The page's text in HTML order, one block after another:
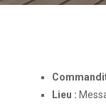
Lieu :